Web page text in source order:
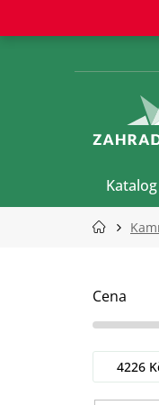
obsah
Cena
4226